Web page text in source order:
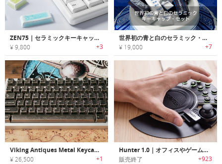
ZEN75｜セラミックキーキャップのロープロファイルキーボード
¥ 9,800 +3
世界初の青と白のセラミック・キーキャップ・セット
¥ 19,000 +7
Viking Antiques Metal Keycaps｜ヴァイキングにインスパイアされた、重厚感のあるメタルキーキャップセット
¥ 26,500 +1
Hunter 1.0｜オフィスやゲームに最適なプログラマブルメカニカルキーパッド「ハンター1.0」
販売終了 +923